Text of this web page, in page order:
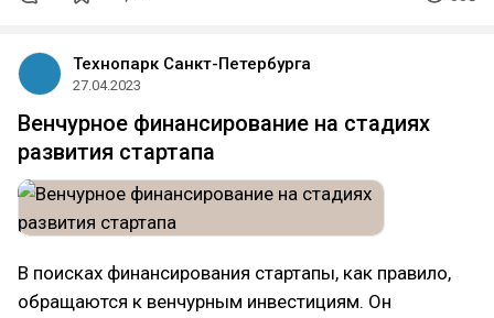
Технопарк Санкт-Петербурга
27.04.2023
Венчурное финансирование на стадиях
развития стартапа
В поисках финансирования стартапы, как правило,
обращаются к венчурным инвестициям. Он